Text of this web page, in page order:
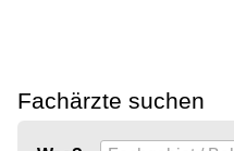
Fachärzte suchen